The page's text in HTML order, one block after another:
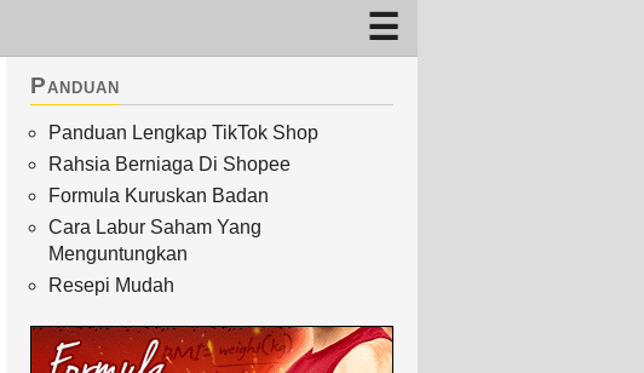
Panduan
Panduan Lengkap TikTok Shop
Rahsia Berniaga Di Shopee
Formula Kuruskan Badan
Cara Labur Saham Yang
Menguntungkan
Resepi Mudah